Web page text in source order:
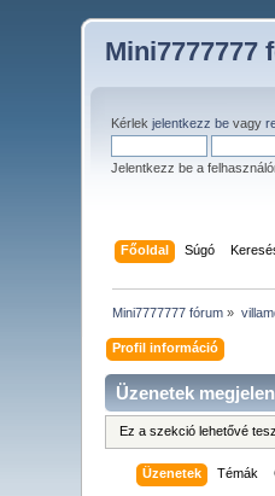
Mini7777777
Kérlekjelentkezz be vagy
Jelentkezz be a
Főoldal Súgó
Mini7777777 fórum »
Profil információ
Üzenetek
Ez a szekció lehetővé
Üzenetek Témák